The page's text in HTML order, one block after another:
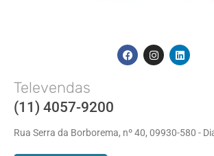
Televendas
(11) 4057-9200
Rua Serra da Borborema, nº 40, 09930-580 -